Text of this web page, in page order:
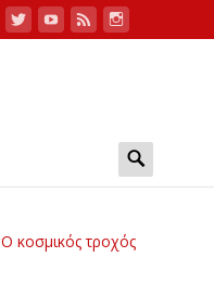
Search
for:
Ο κοσμικός τροχός